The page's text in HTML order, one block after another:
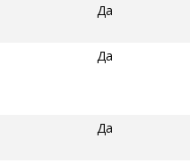
Да
Да
Да